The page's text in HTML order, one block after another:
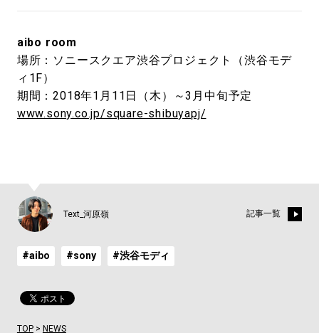
aibo room
場所：ソニースクエア渋谷プロジェクト（渋谷モデ
ィ1F）
期間：2018年1月11日（木）～3月中旬予定
www.sony.co.jp/square-shibuyapj/
Text_河原嶺 記事一覧
#aibo #sony #渋谷モディ
TOP> NEWS